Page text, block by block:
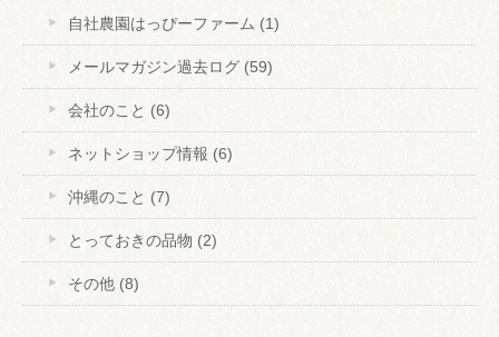
自社農園はっぴーファーム (1)
メールマガジン過去ログ (59)
会社のこと (6)
ネットショップ情報 (6)
沖縄のこと (7)
とっておきの品物 (2)
その他 (8)